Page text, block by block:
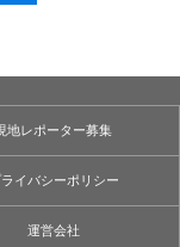
地レポーター募集
ライバシーポリシー
運営会社